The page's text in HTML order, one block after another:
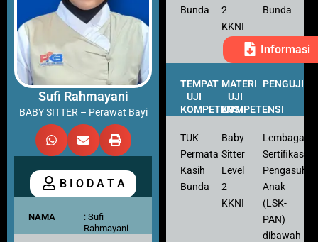
Sufi Rahmayani
BABY SITTER – Perawat Bayi
B I O D A T A
NAMA
: Sufi
Rahmayani
Bunda
2
KKNI
Bunda
Informasi
TEMPAT
UJI
KOMPETENSI
MATERI
UJI
KOMPETENSI
PENGUJI
TUK
Permata
Kasih
Bunda
Baby
Sitter
Level
2
KKNI
Lembaga
Sertifikasi
Pengasuh
Anak
(LSK-
PAN)
dibawah